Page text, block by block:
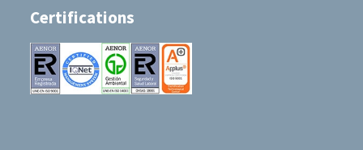
Certifications